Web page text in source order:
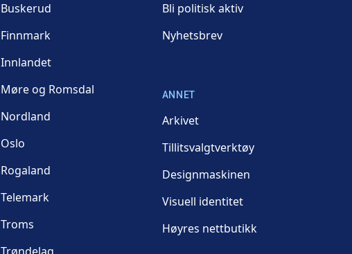
Buskerud
Finnmark
Innlandet
Møre og Romsdal
Nordland
Oslo
Rogaland
Telemark
Troms
Bli politisk aktiv
Nyhetsbrev
ANNET
Arkivet
Tillitsvalgtverktøy
Designmaskinen
Visuell identitet
Høyres nettbutikk